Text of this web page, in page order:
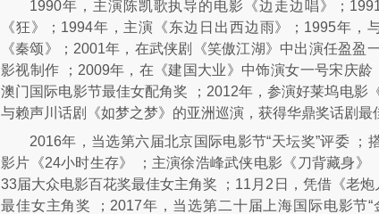
1990年，主演陈凯歌执导的电影《边走边唱》；
《狂》；1994年，主演《东边日出西边雨》；1995年，
《秦颂》；2001年，在武侠剧《笑傲江湖》中出演任盈盈
影视制作 ；2009年，在《建国大业》中饰演女一号宋庆龄
澳门国际电影节最佳女配角奖 ；2012年，参演好莱坞电影
与赖声川话剧《如梦之梦》的亚洲巡演，获得华鼎奖话剧最
2016年，当选第六届北京国际电影节“天坛奖”评委 ；
影片《24小时生存》 ；主演徐浩峰武侠电影《刀背藏身》
33届大众电影百花奖最佳女主角奖 ；11月2日，凭借《老
最佳女主角奖 ；2017年，当选第二十届上海国际电影节“